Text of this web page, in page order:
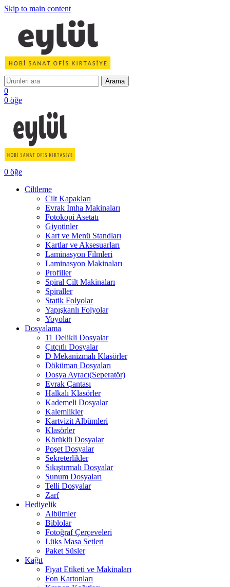
Skip to main content
Arama
0
0 öğe
0 öğe
Ciltleme
Cilt Kapakları
Evrak İmha Makinaları
Fotokopi Asetatı
Giyotinler
Kart ve Menü Standları
Kartlar ve Aksesuarları
Laminasyon Filmleri
Laminasyon Makinaları
Profiller
Spiral Cilt Makinaları
Spiraller
Statik Folyolar
Yapışkanlı Folyolar
Yoyolar
Dosyalama
11 Delikli Dosyalar
Çıtçıtlı Dosyalar
D Mekanizmalı Klasörler
Döküman Dosyaları
Dosya Ayracı(Seperatör)
Evrak Çantası
Halkalı Klasörler
Kademeli Dosyalar
Kalemlikler
Kartvizit Albümleri
Klasörler
Körüklü Dosyalar
Poşet Dosyalar
Sekreterlikler
Sıkıştırmalı Dosyalar
Sunum Dosyaları
Telli Dosyalar
Zarf
Hediyelik
Albümler
Biblolar
Fotoğraf Çerçeveleri
Lüks Masa Setleri
Paket Süsler
Kağıt
Fiyat Etiketi ve Makinaları
Fon Kartonları